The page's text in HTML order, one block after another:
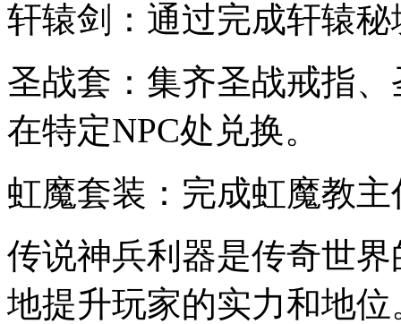
轩辕剑：通过完成轩辕
圣战套：集齐圣战戒指
在特定NPC处兑换。
虹魔套装：完成虹魔教
传说神兵利器是传奇世
地提升玩家的实力和地